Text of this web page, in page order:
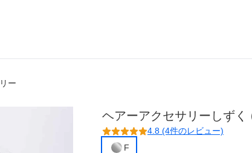
結婚式・パーティ
ー
ヘアーアクセサリーしずく
4.8 (4件のレビュー)
F